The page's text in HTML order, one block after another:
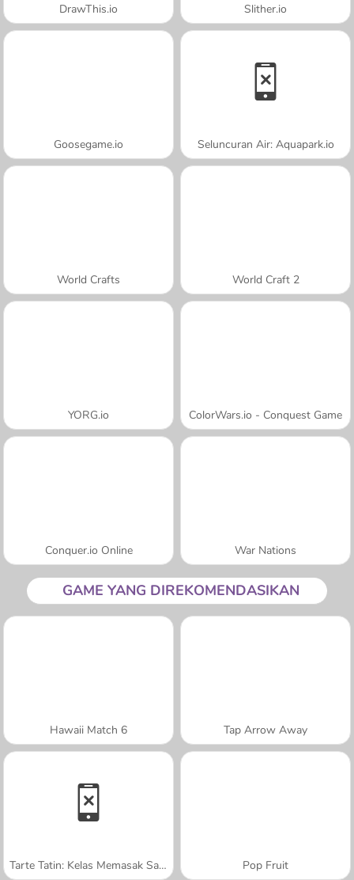
DrawThis.io Slither.io
Goosegame.io Seluncuran Air: Aquapark.io
World Crafts World Craft 2
YORG.io ColorWars.io - Conquest Game
Conquer.io Online War Nations
GAME YANG DIREKOMENDASIKAN
Hawaii Match 6 Tap Arrow Away
Tarte Tatin: Kelas Memasak Sara Pop Fruit